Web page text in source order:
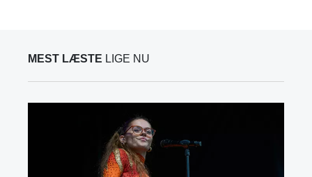
MEST LÆSTE LIGE NU